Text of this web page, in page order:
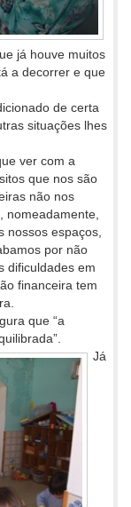
já houve muitos
a decorrer e que
de certa
situações lhes
ver com a
que nos são
não nos
nomeadamente,
nossos espaços,
por não
dificuldades em
financeira tem
que “a
Já